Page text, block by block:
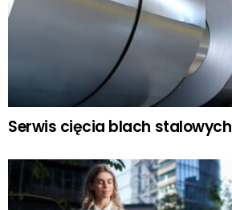
Serwis cięcia blach stalowych